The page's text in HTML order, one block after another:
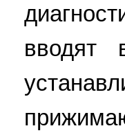
вводят